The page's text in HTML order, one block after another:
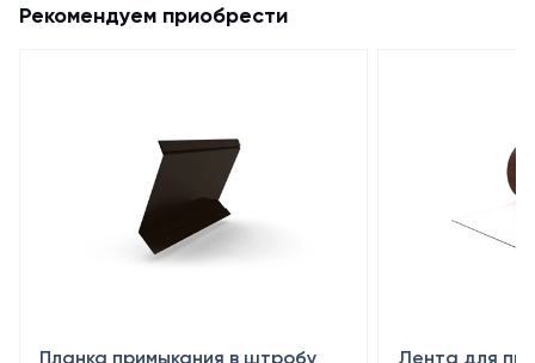
Рекомендуем приобрести
Планка примыкания в штробу
Лента для